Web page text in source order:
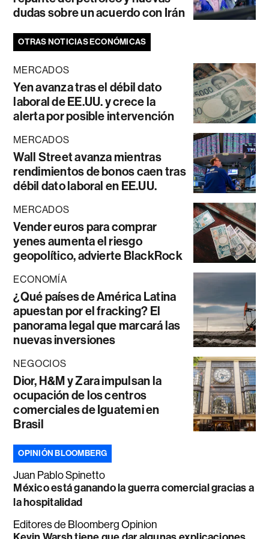
dudas sobre un acuerdo con Irán
OTRAS NOTICIAS ECONÓMICAS
MERCADOS
Yen avanza tras el débil dato
laboral de EE.UU. y crece la
alerta por posible intervención
MERCADOS
Wall Street avanza mientras
rendimientos de bonos caen tras
débil dato laboral en EE.UU.
MERCADOS
Vender euros para comprar
yenes aumenta el riesgo
geopolítico, advierte BlackRock
ECONOMÍA
¿Qué países de América Latina
apuestan por el fracking? El
panorama legal que marcará las
nuevas inversiones
NEGOCIOS
Dior, H&M y Zara impulsan la
ocupación de los centros
comerciales de Iguatemi en
Brasil
OPINIÓN BLOOMBERG
Juan Pablo Spinetto
México está ganando la guerra comercial gracias a
la hospitalidad
Editores de Bloomberg Opinion